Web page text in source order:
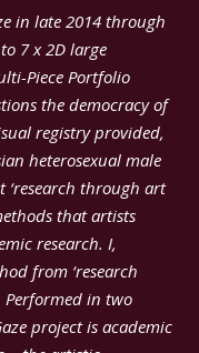
in late 2014 through
7 x 2D large
Piece Portfolio
the democracy of
registry provided,
heterosexual male
‘research through art
that artists
research. I,
from ‘research
Performed in two
project is academic